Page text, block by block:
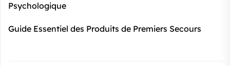
Psychologique
Guide Essentiel des Produits de Premiers Secours